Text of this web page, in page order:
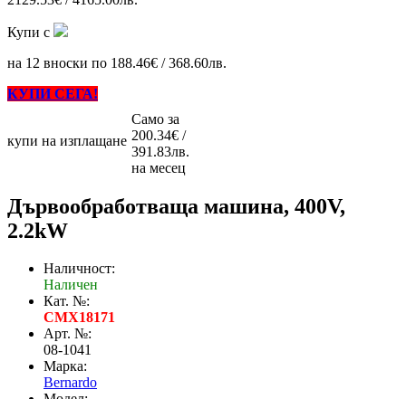
Купи с
на 12 вноски по 188.46€ / 368.60лв.
КУПИ СЕГА!
купи на изплащане
Само за
200.34€ /
391.83лв.
на месец
Дървообработваща машина, 400V,
2.2kW
Наличност:
Наличен
Кат. №:
CMX18171
Арт. №:
08-1041
Марка:
Bernardo